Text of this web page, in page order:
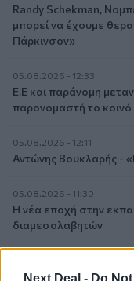
Next Deal - Do
Randy Schekman,
μπορεί να έχουμε
Πάρκινσον»
05.08.2026 - 12:33
Ε.Ε και παράνομη
παρονομαστή το
05.08.2026 - 12:11
Αντώνης Βουκλαρής -
05.08.2026 - 11:30
Η νέα εποχή στην
διαμεσολαβητών
Ξεκινούν οι